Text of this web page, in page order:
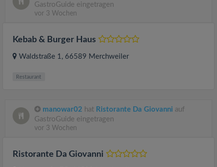
GastroGuide eingetragen
vor 3 Wochen
Kebab & Burger Haus
Waldstraße 1, 66589 Merchweiler
Restaurant
manowar02 hat Ristorante Da Giovanni auf
GastroGuide eingetragen
vor 3 Wochen
Ristorante Da Giovanni